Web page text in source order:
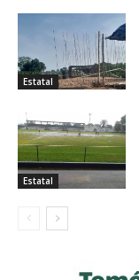
Estatal
Estatal